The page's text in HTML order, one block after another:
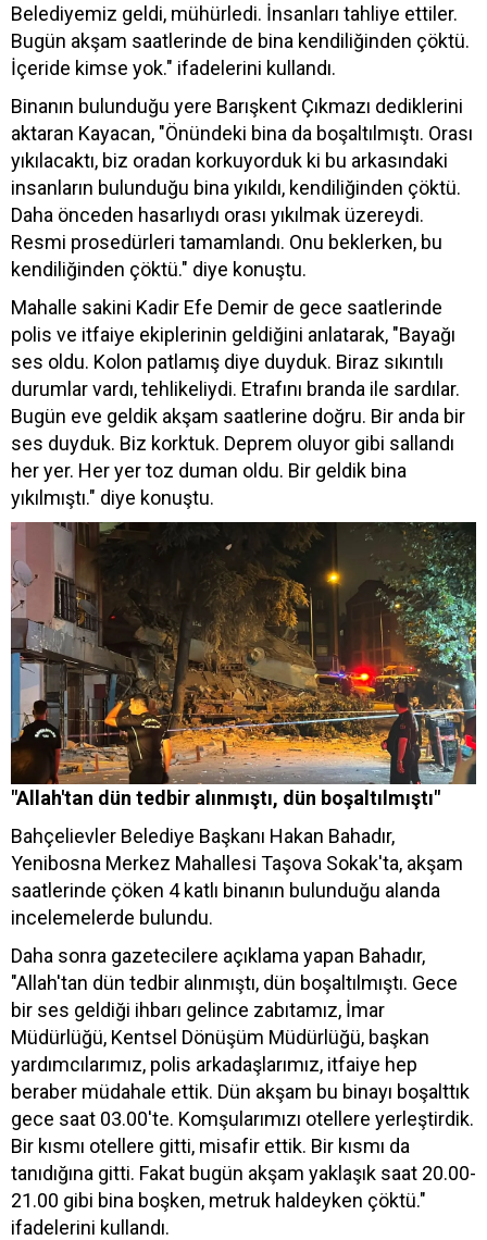
Belediyemiz geldi, mühürledi. İnsanları tahliye ettiler.
Bugün akşam saatlerinde de bina kendiliğinden çöktü.
İçeride kimse yok." ifadelerini kullandı.
Binanın bulunduğu yere Barışkent Çıkmazı dediklerini
aktaran Kayacan, "Önündeki bina da boşaltılmıştı. Orası
yıkılacaktı, biz oradan korkuyorduk ki bu arkasındaki
insanların bulunduğu bina yıkıldı, kendiliğinden çöktü.
Daha önceden hasarlıydı orası yıkılmak üzereydi.
Resmi prosedürleri tamamlandı. Onu beklerken, bu
kendiliğinden çöktü." diye konuştu.
Mahalle sakini Kadir Efe Demir de gece saatlerinde
polis ve itfaiye ekiplerinin geldiğini anlatarak, "Bayağı
ses oldu. Kolon patlamış diye duyduk. Biraz sıkıntılı
durumlar vardı, tehlikeliydi. Etrafını branda ile sardılar.
Bugün eve geldik akşam saatlerine doğru. Bir anda bir
ses duyduk. Biz korktuk. Deprem oluyor gibi sallandı
her yer. Her yer toz duman oldu. Bir geldik bina
yıkılmıştı." diye konuştu.
"Allah'tan dün tedbir alınmıştı, dün boşaltılmıştı"
Bahçelievler Belediye Başkanı Hakan Bahadır,
Yenibosna Merkez Mahallesi Taşova Sokak'ta, akşam
saatlerinde çöken 4 katlı binanın bulunduğu alanda
incelemelerde bulundu.
Daha sonra gazetecilere açıklama yapan Bahadır,
"Allah'tan dün tedbir alınmıştı, dün boşaltılmıştı. Gece
bir ses geldiği ihbarı gelince zabıtamız, İmar
Müdürlüğü, Kentsel Dönüşüm Müdürlüğü, başkan
yardımcılarımız, polis arkadaşlarımız, itfaiye hep
beraber müdahale ettik. Dün akşam bu binayı boşalttık
gece saat 03.00'te. Komşularımızı otellere yerleştirdik.
Bir kısmı otellere gitti, misafir ettik. Bir kısmı da
tanıdığına gitti. Fakat bugün akşam yaklaşık saat 20.00-
21.00 gibi bina boşken, metruk haldeyken çöktü."
ifadelerini kullandı.